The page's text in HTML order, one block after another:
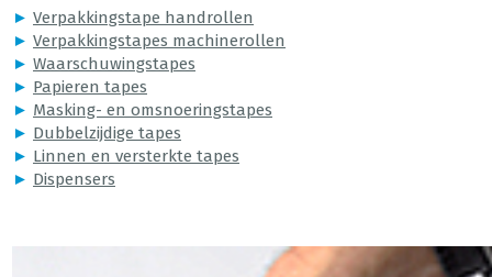
► Verpakkingstape handrollen
► Verpakkingstapes machinerollen
► Waarschuwingstapes
► Papieren tapes
► Masking- en omsnoeringstapes
► Dubbelzijdige tapes
► Linnen en versterkte tapes
► Dispensers